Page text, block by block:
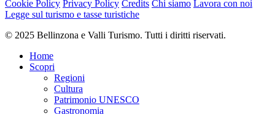
Cookie Policy Privacy Policy Credits Chi siamo Lavora con noi
Legge sul turismo e tasse turistiche
© 2025 Bellinzona e Valli Turismo. Tutti i diritti riservati.
Home
Scopri
Regioni
Cultura
Patrimonio UNESCO
Gastronomia